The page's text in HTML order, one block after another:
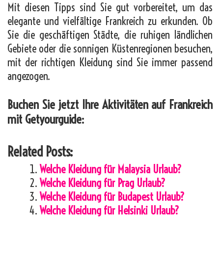
Mit diesen Tipps sind Sie gut vorbereitet, um das
elegante und vielfältige Frankreich zu erkunden. Ob
Sie die geschäftigen Städte, die ruhigen ländlichen
Gebiete oder die sonnigen Küstenregionen besuchen,
mit der richtigen Kleidung sind Sie immer passend
angezogen.
Buchen Sie jetzt Ihre Aktivitäten auf Frankreich
mit Getyourguide:
Related Posts:
Welche Kleidung für Malaysia Urlaub?
Welche Kleidung für Prag Urlaub?
Welche Kleidung für Budapest Urlaub?
Welche Kleidung für Helsinki Urlaub?